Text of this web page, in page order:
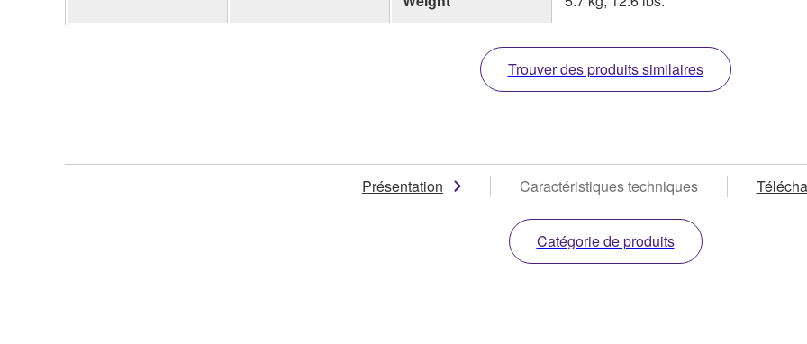
Trouver des produits similaires
Présentation Caractéristiques techniques
Catégorie de produits